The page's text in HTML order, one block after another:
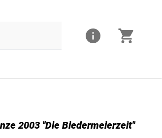
2003 ''Die Biedermeierzeit''